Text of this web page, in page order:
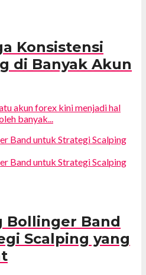
Konsistensi
di Banyak Akun
akun forex kini menjadi hal
banyak...
Bollinger Band
Scalping yang